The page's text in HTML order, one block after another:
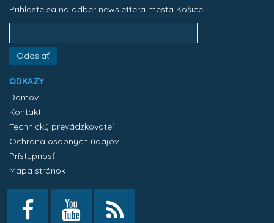
Prihláste sa na odber newslettera mesta Košice:
Odoslať
ODKAZY
Domov
Kontakt
Technický prevádzkovateľ
Ochrana osobných údajov
Prístupnosť
Mapa stránok